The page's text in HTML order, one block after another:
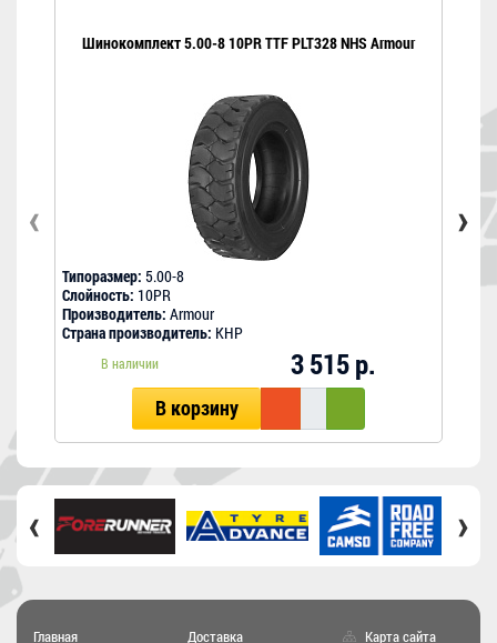
Шинокомплект 5.00-8 10PR TTF PLT328 NHS Armour
Типоразмер: 5.00-8
Слойность: 10PR
Производитель: Armour
Страна производитель: КНР
В наличии 3 515 р.
В корзину
‹ ›
‹ ›
Главная Доставка Карта сайта